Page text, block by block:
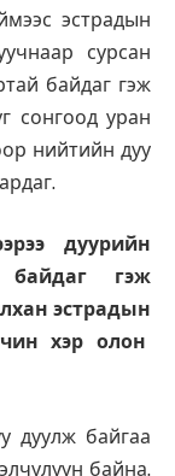
эстрадын
сурсан
байдаг гэж
сонгоод уран
нийтийн дуу
дуурийн
байдаг гэж
эстрадын
хэр олон
дуулж байгаа
байна.